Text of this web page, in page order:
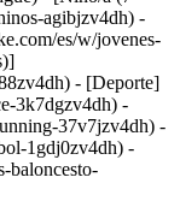
agibjzv4dh) -
es/w/jovenes-
- [Deporte]
3k7dgzv4dh) -
37v7jzv4dh) -
1gdj0zv4dh) -
baloncesto-